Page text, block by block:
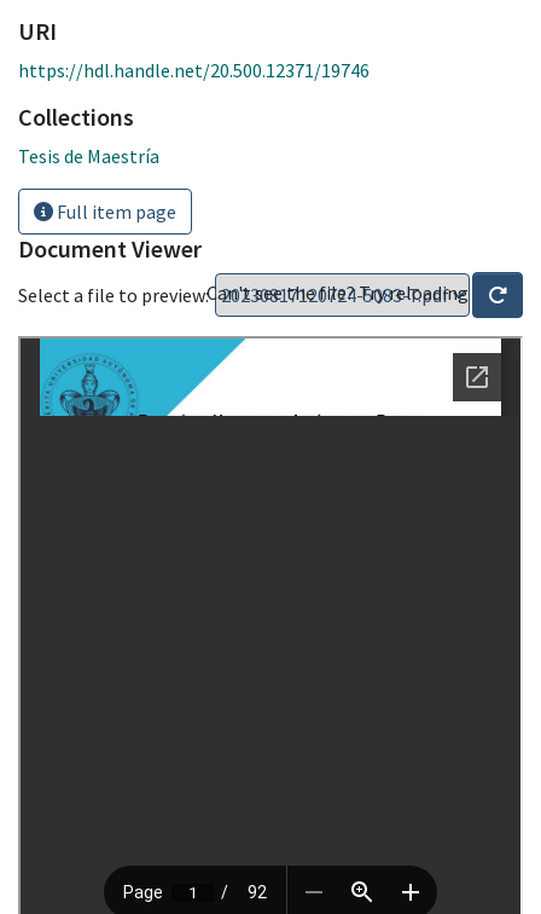
URI
https://hdl.handle.net/20.500.12371/19746
Collections
Tesis de Maestría
Full item page
Document Viewer
Select a file to preview:Can't see the file? Try reloading